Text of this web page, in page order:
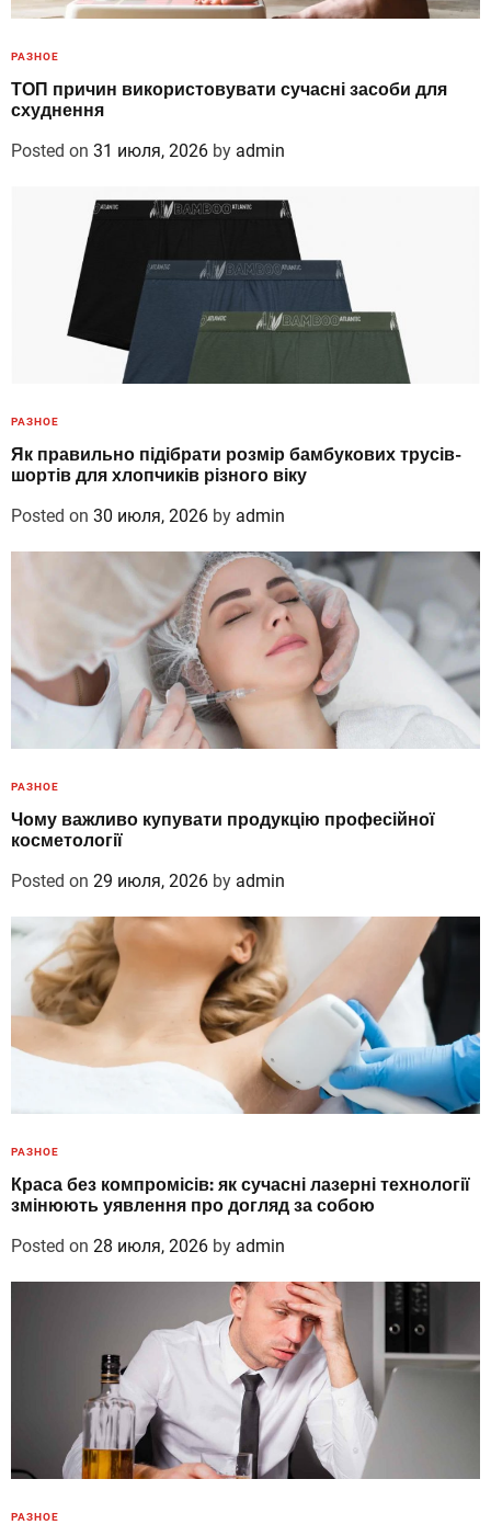
РАЗНОЕ
ТОП причин використовувати сучасні засоби для
схуднення
Posted on 31 июля, 2026 by admin
РАЗНОЕ
Як правильно підібрати розмір бамбукових трусів-
шортів для хлопчиків різного віку
Posted on 30 июля, 2026 by admin
РАЗНОЕ
Чому важливо купувати продукцію професійної
косметології
Posted on 29 июля, 2026 by admin
РАЗНОЕ
Краса без компромісів: як сучасні лазерні технології
змінюють уявлення про догляд за собою
Posted on 28 июля, 2026 by admin
РАЗНОЕ